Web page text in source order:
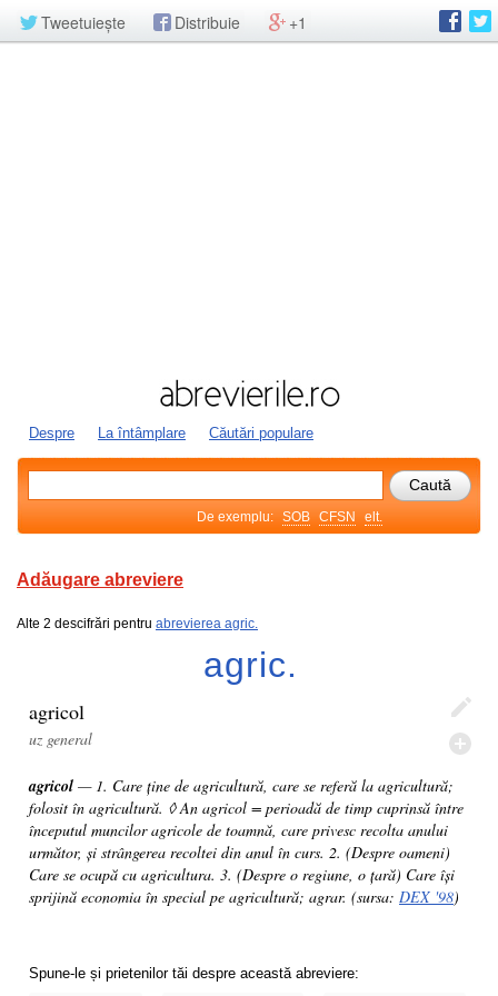
Tweetuiește Distribuie +1
Despre La întâmplare Căutări populare
De exemplu: SOB CFSN elt.
Adăugare abreviere
Alte 2 descifrări pentru abrevierea agric.
agric.
agricol
uz general
agricol — 1. Care ține de agricultură, care se referă la agricultură;
folosit în agricultură. ◊ An agricol = perioadă de timp cuprinsă între
începutul muncilor agricole de toamnă, care privesc recolta anului
următor, și strângerea recoltei din anul în curs. 2. (Despre oameni)
Care se ocupă cu agricultura. 3. (Despre o regiune, o țară) Care își
sprijină economia în special pe agricultură; agrar. (sursa: DEX '98)
Spune-le și prietenilor tăi despre această abreviere: